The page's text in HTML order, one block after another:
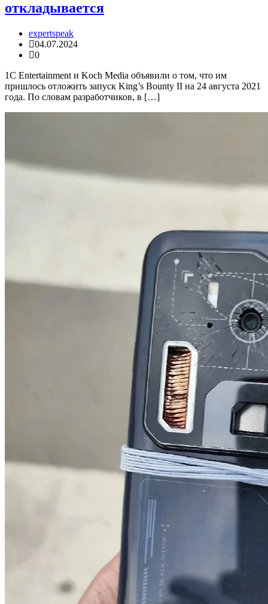
откладывается
expertspeak
04.07.2024
0
1C Entertainment и Koch Media объявили о том, что им
пришлось отложить запуск King’s Bounty II на 24 августа 2021
года. По словам разработчиков, в […]